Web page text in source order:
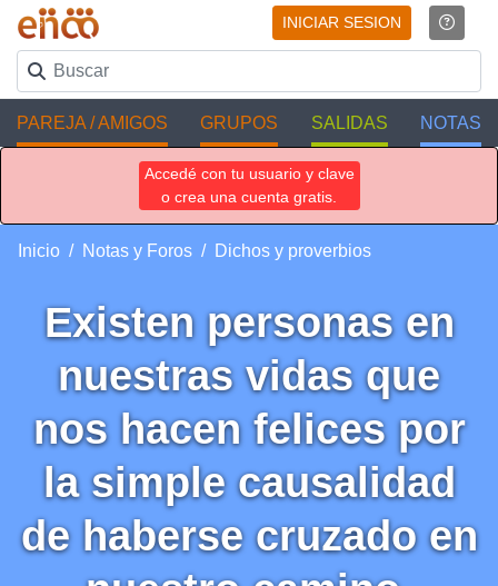
INICIAR SESION
PAREJA / AMIGOS GRUPOS SALIDAS NOTAS
Accedé con tu usuario y clave
o crea una cuenta gratis.
Inicio Notas y Foros Dichos y proverbios
Existen personas en
nuestras vidas que
nos hacen felices por
la simple causalidad
de haberse cruzado en